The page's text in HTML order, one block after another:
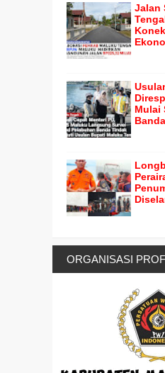
Jalan
Mulai
ORGANISASI